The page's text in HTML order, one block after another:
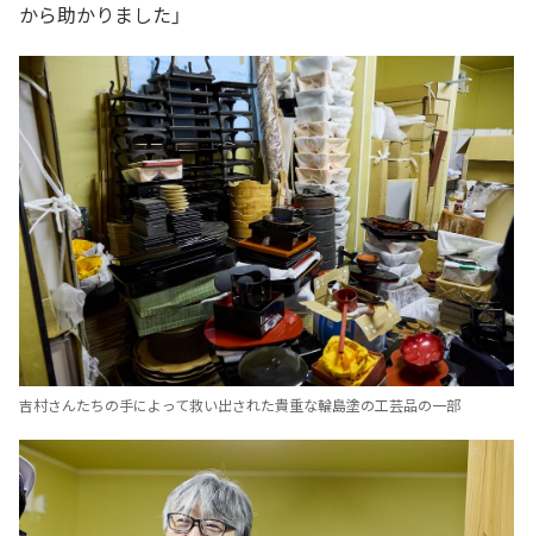
から助かりました」
吉村さんたちの手によって救い出された貴重な輪島塗の工芸品の一部